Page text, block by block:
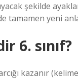
şekilde
tamamen yeni
6. sınıf?
kazanır